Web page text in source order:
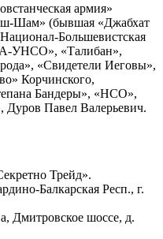
армия»
Шам» (бывшая «Джабхат
Большевистская
УНСО», «Талибан»,
«Свидетели Иеговы»,
Корчинского,
Бандеры», «НСО»,
Дуров Павел Валерьевич.
Трейд».
Балкарская Респ., г.
Дмитровское шоссе, д.